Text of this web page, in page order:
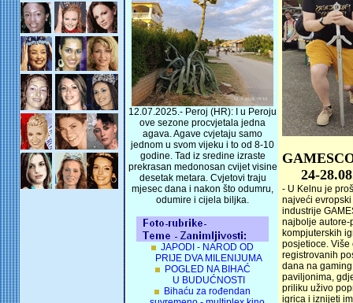
12.07.2025.- Peroj (HR): I u Peroju
ove sezone procvjetala jedna
agava. Agave cvjetaju samo
jednom u svom vijeku i to od 8-10
godine. Tad iz sredine izraste
prekrasan medonosan cvijet visine
desetak metara. Cvjetovi traju
mjesec dana i nakon što odumru,
odumire i cijela biljka.
JAPODI - NAROD OD
PRIJE DVA MILENIJUMA
POGLED NA BIHAĆ
U BUDUĆNOSTI
Bihaću za rođendan
24-
- U Kelnu je
najveći
industrije
najbolje autore-
kompjuterskih
posjetioce. Više
registrovanih
dana na
paviljonima,
priliku uživo
igrica i iznijeti